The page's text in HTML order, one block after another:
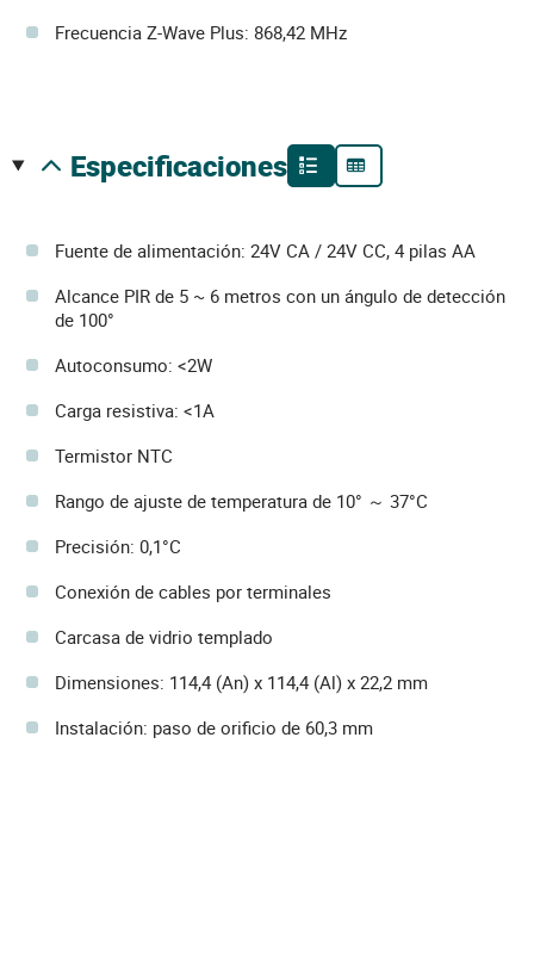
Frecuencia Z-Wave Plus: 868,42 MHz
especificaciones
Fuente de alimentación: 24V CA / 24V CC, 4 pilas AA
Alcance PIR de 5 ~ 6 metros con un ángulo de detección
de 100°
Autoconsumo: <2W
Carga resistiva: <1A
Termistor NTC
Rango de ajuste de temperatura de 10° ～ 37°C
Precisión: 0,1°C
Conexión de cables por terminales
Carcasa de vidrio templado
Dimensiones: 114,4 (An) x 114,4 (Al) x 22,2 mm
Instalación: paso de orificio de 60,3 mm